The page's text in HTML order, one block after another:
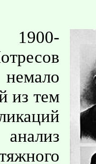
немало
из тем